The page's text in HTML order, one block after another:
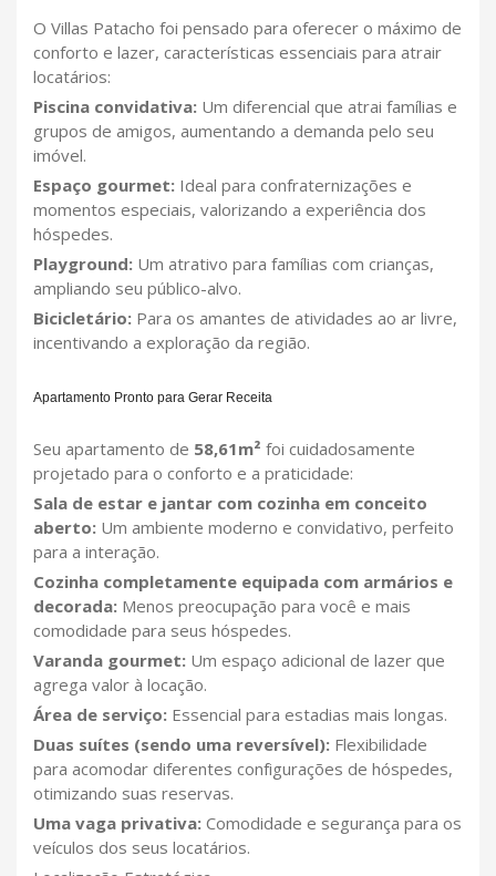
O Villas Patacho foi pensado para oferecer o máximo de
conforto e lazer, características essenciais para atrair
locatários:
Piscina convidativa: Um diferencial que atrai famílias e
grupos de amigos, aumentando a demanda pelo seu
imóvel.
Espaço gourmet: Ideal para confraternizações e
momentos especiais, valorizando a experiência dos
hóspedes.
Playground: Um atrativo para famílias com crianças,
ampliando seu público-alvo.
Bicicletário: Para os amantes de atividades ao ar livre,
incentivando a exploração da região.
Apartamento Pronto para Gerar Receita
Seu apartamento de 58,61m² foi cuidadosamente
projetado para o conforto e a praticidade:
Sala de estar e jantar com cozinha em conceito
aberto: Um ambiente moderno e convidativo, perfeito
para a interação.
Cozinha completamente equipada com armários e
decorada: Menos preocupação para você e mais
comodidade para seus hóspedes.
Varanda gourmet: Um espaço adicional de lazer que
agrega valor à locação.
Área de serviço: Essencial para estadias mais longas.
Duas suítes (sendo uma reversível): Flexibilidade
para acomodar diferentes configurações de hóspedes,
otimizando suas reservas.
Uma vaga privativa: Comodidade e segurança para os
veículos dos seus locatários.